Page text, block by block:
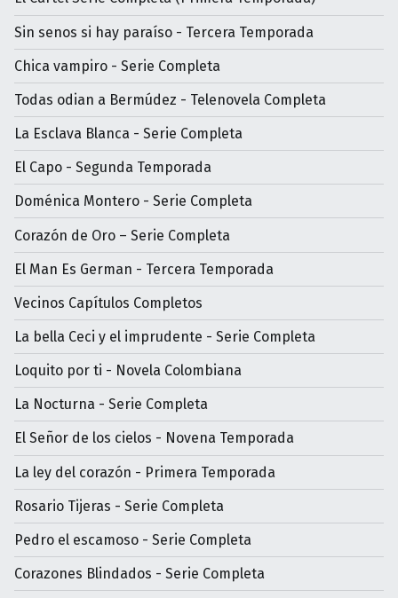
Sin senos si hay paraíso - Tercera Temporada
Chica vampiro - Serie Completa
Todas odian a Bermúdez - Telenovela Completa
La Esclava Blanca - Serie Completa
El Capo - Segunda Temporada
Doménica Montero - Serie Completa
Corazón de Oro – Serie Completa
El Man Es German - Tercera Temporada
Vecinos Capítulos Completos
La bella Ceci y el imprudente - Serie Completa
Loquito por ti - Novela Colombiana
La Nocturna - Serie Completa
El Señor de los cielos - Novena Temporada
La ley del corazón - Primera Temporada
Rosario Tijeras - Serie Completa
Pedro el escamoso - Serie Completa
Corazones Blindados - Serie Completa